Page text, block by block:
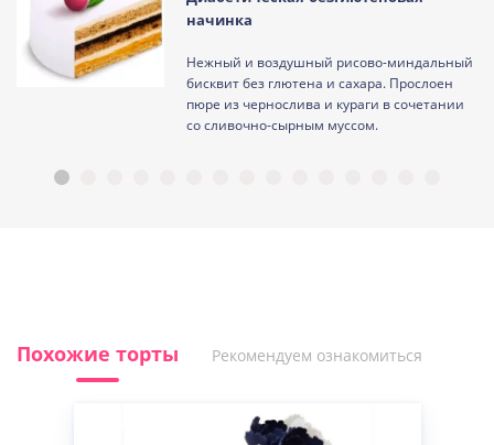
начинка
Нежный и воздушный рисово-миндальный
бисквит без глютена и сахара. Прослоен
пюре из чернослива и кураги в сочетании
со сливочно-сырным муссом.
Похожие торты Рекомендуем ознакомиться